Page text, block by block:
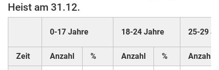
Heist am 31.12.
0-17 Jahre 18-24 Jahre 25-29
Zeit Anzahl % Anzahl % Anzahl